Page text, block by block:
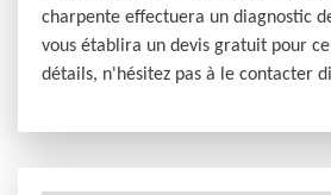
charpente effectuera un diagnostic
vous établira un devis gratuit pour
détails, n'hésitez pas à le contacter